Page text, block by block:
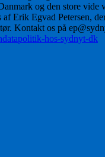
og den store vide
af Erik Egvad Petersen,
Kontakt os på
hos-sydnyt-dk